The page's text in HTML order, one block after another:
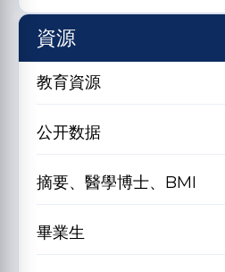
資源
教育資源
公开数据
摘要、醫學博士、BMI
畢業生